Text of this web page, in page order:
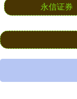
永信证券